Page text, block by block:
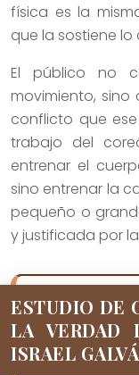
física es la
que la sostiene
El público no
movimiento, sino
conflicto que
trabajo del
entrenar el
sino entrenar la
pequeño o
y justificada por
ESTUDIO DE
LA VERDAD
ISRAEL